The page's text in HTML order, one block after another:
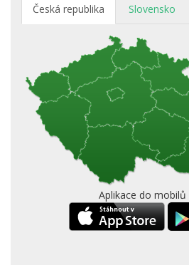
Česká republika Slovensko
Aplikace do mobilů